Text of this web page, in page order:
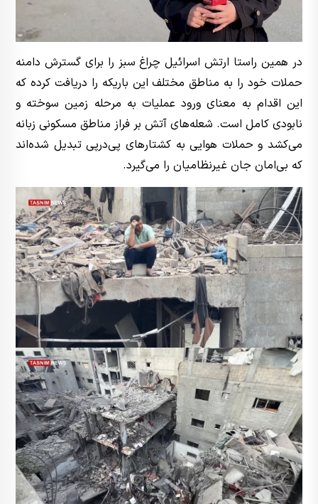
در همین راستا ارتش اسرائیل چراغ سبز را برای گسترش دامنه
حملات خود را به مناطق مختلف این باریکه را دریافت کرده که
این اقدام به معنای ورود عملیات به مرحله زمین سوخته و
نابودی کامل است. شعله‌های آتش بر فراز مناطق مسکونی زبانه
می‌کشد و حملات هوایی به کشتارهای پی‌درپی تبدیل شده‌اند
که بی‌امان جان غیرنظامیان را می‌گیرد.